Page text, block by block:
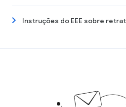
Instruções do EEE sobre